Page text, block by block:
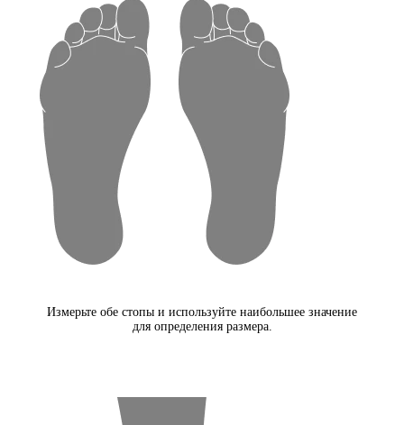
Измерьте обе стопы и используйте наибольшее значение
для определения размера.